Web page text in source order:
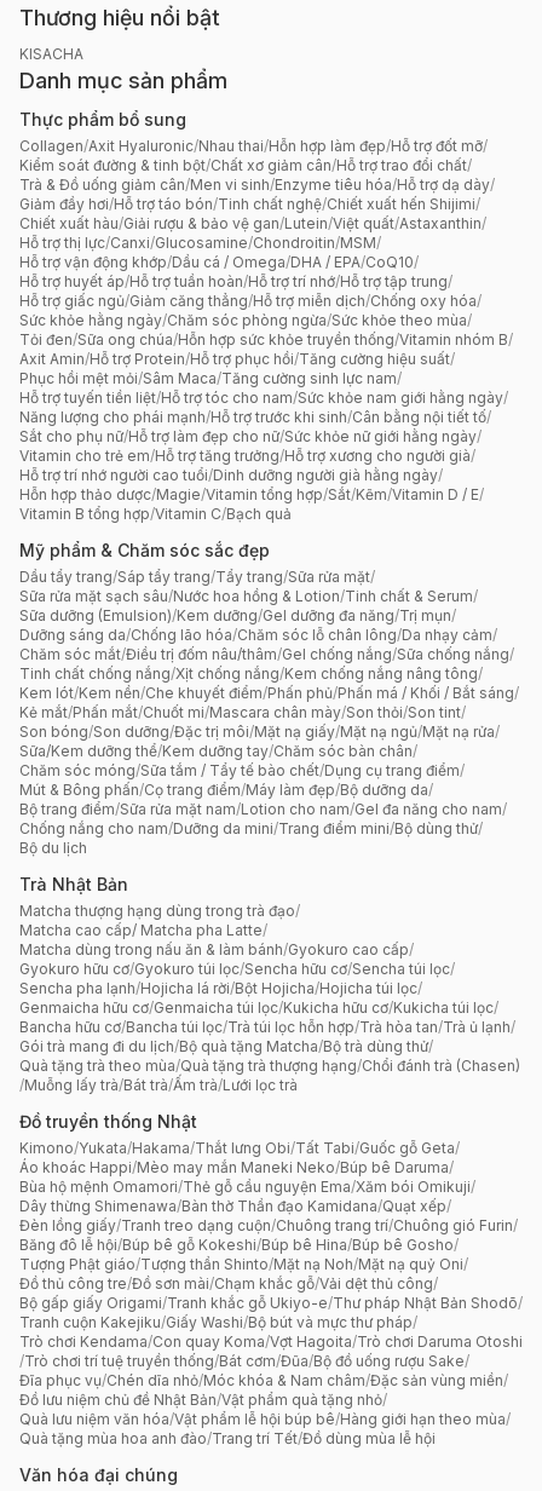
Thương hiệu nổi bật
KISACHA
Danh mục sản phẩm
Thực phẩm bổ sung
Collagen/Axit Hyaluronic/Nhau thai/Hỗn hợp làm đẹp/Hỗ trợ đốt mỡ/
Kiểm soát đường & tinh bột/Chất xơ giảm cân/Hỗ trợ trao đổi chất/
Trà & Đồ uống giảm cân/Men vi sinh/Enzyme tiêu hóa/Hỗ trợ dạ dày/
Giảm đầy hơi/Hỗ trợ táo bón/Tinh chất nghệ/Chiết xuất hến Shijimi/
Chiết xuất hàu/Giải rượu & bảo vệ gan/Lutein/Việt quất/Astaxanthin/
Hỗ trợ thị lực/Canxi/Glucosamine/Chondroitin/MSM/
Hỗ trợ vận động khớp/Dầu cá / Omega/DHA / EPA/CoQ10/
Hỗ trợ huyết áp/Hỗ trợ tuần hoàn/Hỗ trợ trí nhớ/Hỗ trợ tập trung/
Hỗ trợ giấc ngủ/Giảm căng thẳng/Hỗ trợ miễn dịch/Chống oxy hóa/
Sức khỏe hằng ngày/Chăm sóc phòng ngừa/Sức khỏe theo mùa/
Tỏi đen/Sữa ong chúa/Hỗn hợp sức khỏe truyền thống/Vitamin nhóm B/
Axit Amin/Hỗ trợ Protein/Hỗ trợ phục hồi/Tăng cường hiệu suất/
Phục hồi mệt mỏi/Sâm Maca/Tăng cường sinh lực nam/
Hỗ trợ tuyến tiền liệt/Hỗ trợ tóc cho nam/Sức khỏe nam giới hằng ngày/
Năng lượng cho phái mạnh/Hỗ trợ trước khi sinh/Cân bằng nội tiết tố/
Sắt cho phụ nữ/Hỗ trợ làm đẹp cho nữ/Sức khỏe nữ giới hằng ngày/
Vitamin cho trẻ em/Hỗ trợ tăng trưởng/Hỗ trợ xương cho người già/
Hỗ trợ trí nhớ người cao tuổi/Dinh dưỡng người già hằng ngày/
Hỗn hợp thảo dược/Magie/Vitamin tổng hợp/Sắt/Kẽm/Vitamin D / E/
Vitamin B tổng hợp/Vitamin C/Bạch quả
Mỹ phẩm & Chăm sóc sắc đẹp
Dầu tẩy trang/Sáp tẩy trang/Tẩy trang/Sữa rửa mặt/
Sữa rửa mặt sạch sâu/Nước hoa hồng & Lotion/Tinh chất & Serum/
Sữa dưỡng (Emulsion)/Kem dưỡng/Gel dưỡng đa năng/Trị mụn/
Dưỡng sáng da/Chống lão hóa/Chăm sóc lỗ chân lông/Da nhạy cảm/
Chăm sóc mắt/Điều trị đốm nâu/thâm/Gel chống nắng/Sữa chống nắng/
Tinh chất chống nắng/Xịt chống nắng/Kem chống nắng nâng tông/
Kem lót/Kem nền/Che khuyết điểm/Phấn phủ/Phấn má / Khối / Bắt sáng/
Kẻ mắt/Phấn mắt/Chuốt mi/Mascara chân mày/Son thỏi/Son tint/
Son bóng/Son dưỡng/Đặc trị môi/Mặt nạ giấy/Mặt nạ ngủ/Mặt nạ rửa/
Sữa/Kem dưỡng thể/Kem dưỡng tay/Chăm sóc bàn chân/
Chăm sóc móng/Sữa tắm / Tẩy tế bào chết/Dụng cụ trang điểm/
Mút & Bông phấn/Cọ trang điểm/Máy làm đẹp/Bộ dưỡng da/
Bộ trang điểm/Sữa rửa mặt nam/Lotion cho nam/Gel đa năng cho nam/
Chống nắng cho nam/Dưỡng da mini/Trang điểm mini/Bộ dùng thử/
Bộ du lịch
Trà Nhật Bản
Matcha thượng hạng dùng trong trà đạo/
Matcha cao cấp/ Matcha pha Latte/
Matcha dùng trong nấu ăn & làm bánh/Gyokuro cao cấp/
Gyokuro hữu cơ/Gyokuro túi lọc/Sencha hữu cơ/Sencha túi lọc/
Sencha pha lạnh/Hojicha lá rời/Bột Hojicha/Hojicha túi lọc/
Genmaicha hữu cơ/Genmaicha túi lọc/Kukicha hữu cơ/Kukicha túi lọc/
Bancha hữu cơ/Bancha túi lọc/Trà túi lọc hỗn hợp/Trà hòa tan/Trà ủ lạnh/
Gói trà mang đi du lịch/Bộ quà tặng Matcha/Bộ trà dùng thử/
Quà tặng trà theo mùa/Quà tặng trà thượng hạng/Chổi đánh trà (Chasen)
/Muỗng lấy trà/Bát trà/Ấm trà/Lưới lọc trà
Đồ truyền thống Nhật
Kimono/Yukata/Hakama/Thắt lưng Obi/Tất Tabi/Guốc gỗ Geta/
Áo khoác Happi/Mèo may mắn Maneki Neko/Búp bê Daruma/
Bùa hộ mệnh Omamori/Thẻ gỗ cầu nguyện Ema/Xăm bói Omikuji/
Dây thừng Shimenawa/Bàn thờ Thần đạo Kamidana/Quạt xếp/
Đèn lồng giấy/Tranh treo dạng cuộn/Chuông trang trí/Chuông gió Furin/
Băng đô lễ hội/Búp bê gỗ Kokeshi/Búp bê Hina/Búp bê Gosho/
Tượng Phật giáo/Tượng thần Shinto/Mặt nạ Noh/Mặt nạ quỷ Oni/
Đồ thủ công tre/Đồ sơn mài/Chạm khắc gỗ/Vải dệt thủ công/
Bộ gấp giấy Origami/Tranh khắc gỗ Ukiyo-e/Thư pháp Nhật Bản Shodō/
Tranh cuộn Kakejiku/Giấy Washi/Bộ bút và mực thư pháp/
Trò chơi Kendama/Con quay Koma/Vợt Hagoita/Trò chơi Daruma Otoshi
/Trò chơi trí tuệ truyền thống/Bát cơm/Đũa/Bộ đồ uống rượu Sake/
Đĩa phục vụ/Chén dĩa nhỏ/Móc khóa & Nam châm/Đặc sản vùng miền/
Đồ lưu niệm chủ đề Nhật Bản/Vật phẩm quà tặng nhỏ/
Quà lưu niệm văn hóa/Vật phẩm lễ hội búp bê/Hàng giới hạn theo mùa/
Quà tặng mùa hoa anh đào/Trang trí Tết/Đồ dùng mùa lễ hội
Văn hóa đại chúng